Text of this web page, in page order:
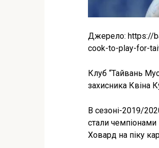
Джерело: https://
cook-to-play-for-
Клуб “Тайвань
захисника Квіна
В сезоні-2019/
стали чемпіонами
Ховард на піку